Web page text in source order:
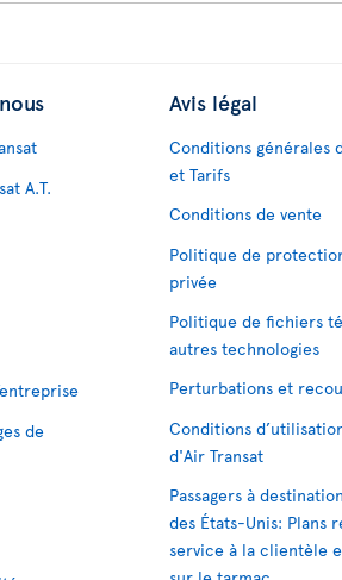
A.T.
de
Avis légal
Conditions générales
et Tarifs
Conditions de vente
Politique de
privée
Politique de fichiers
autres technologies
Perturbations et
Conditions
d'Air Transat
Passagers à
des États-Unis: Plans
service à la clientèle